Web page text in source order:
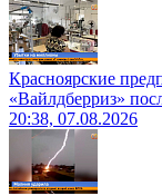
Красноярские
«Вайлдберриз»
20:38, 07.08.2026